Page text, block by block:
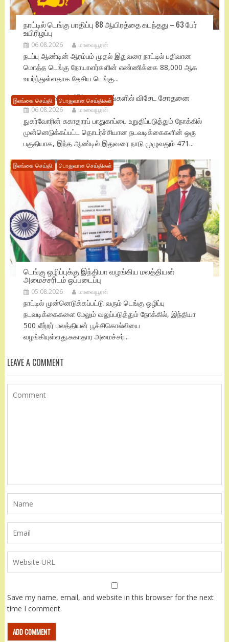
நாட்டில் டெங்கு பாதிப்பு 88 ஆயிரத்தை கடந்தது – 63 பேர்
உயிரிழப்பு
06.08.2026 மாவையூரன்
நடப்பு ஆண்டின் ஆரம்பம் முதல் இதுவரை நாட்டில் பதிவான
மொத்த டெங்கு நோயாளர்களின் எண்ணிக்கை 88,000 ஆக
உயர்ந்துள்ளதாக தேசிய டெங்கு...
இலங்கை செய்தி. பொதுவான செய்திகள்
நாடு முழுவதும் 471 மருந்தகங்களில் விசேட சோதனை
06.08.2026 மாவையூரன்
நுகர்வோரின் சுகாதாரப் பாதுகாப்பை உறுதிப்படுத்தும் நோக்கில்
முன்னெடுக்கப்பட்ட தொடர்ச்சியான நடவடிக்கைகளின் ஒரு
பகுதியாக, இந்த ஆண்டில் இதுவரை நாடு முழுவதும் 471...
இலங்கை செய்தி. பொதுவான செய்திகள்
டெங்கு ஒழிப்புக்கு இந்தியா வழங்கிய மலத்தியன்
அமைச்சரிடம் ஒப்படைப்பு
05.08.2026 மாவையூரன்
நாட்டில் முன்னெடுக்கப்பட்டு வரும் டெங்கு ஒழிப்பு
நடவடிக்கைகளை மேலும் வலுப்படுத்தும் நோக்கில், இந்தியா
500 லீற்றர் மலத்தியன் பூச்சிகொல்லியை
வழங்கியுள்ளது.சுகாதார அமைச்சர்...
LEAVE A COMMENT
Save my name, email, and website in this browser for the next
time I comment.